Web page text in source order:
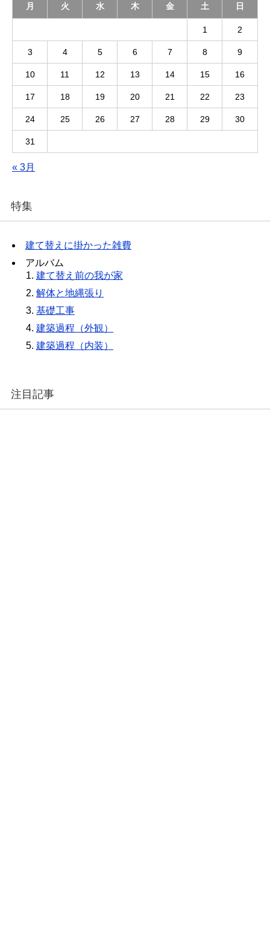
月
火 水 木 金 土 日
1 2
3 4 5 6 7 8 9
10 11 12 13 14 15 16
17 18 19 20 21 22 23
24 25 26 27 28 29 30
31
« 3月
特集
建て替えに掛かった雑費
アルバム
建て替え前の我が家
解体と地縄張り
基礎工事
建築過程（外観）
建築過程（内装）
注目記事